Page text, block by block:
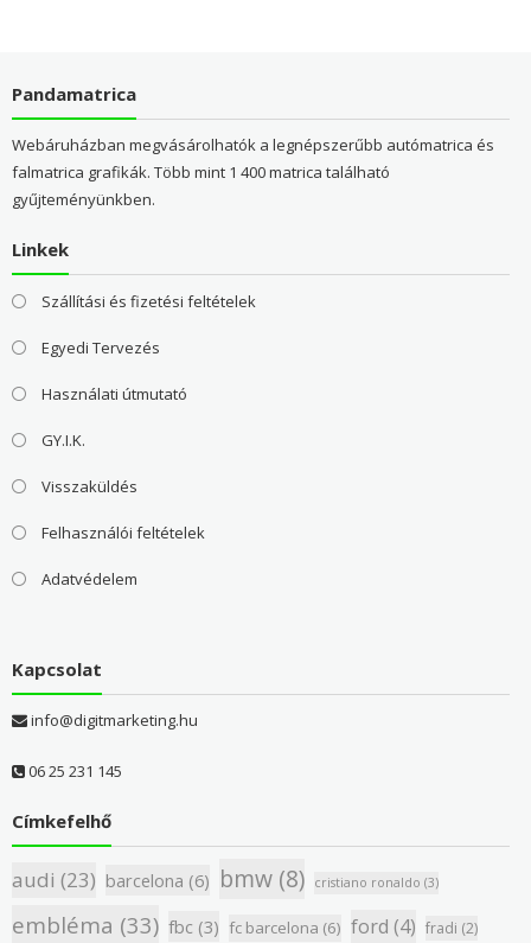
Pandamatrica
Webáruházban megvásárolhatók a legnépszerűbb autómatrica és
falmatrica grafikák. Több mint 1 400 matrica található
gyűjteményünkben.
Linkek
Szállítási és fizetési feltételek
Egyedi Tervezés
Használati útmutató
GY.I.K.
Visszaküldés
Felhasználói feltételek
Adatvédelem
Kapcsolat
info@digitmarketing.hu
06 25 231 145
Címkefelhő
audi (23) barcelona (6) bmw(8) cristiano ronaldo (3)
embléma (33) fbc (3) fc barcelona (6) ford (4) fradi (2)